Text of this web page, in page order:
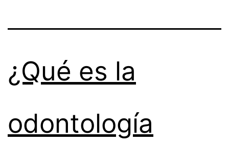
¿Qué es la
odontología